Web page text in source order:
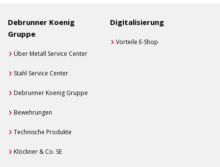
Debrunner Koenig
Gruppe
Über Metall Service Center
Stahl Service Center
Debrunner Koenig Gruppe
Bewehrungen
Technische Produkte
Klöckner & Co. SE
Digitalisierung
Vorteile E-Shop